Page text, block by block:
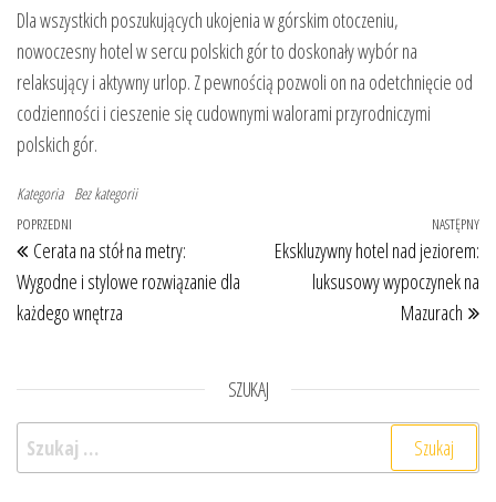
Dla wszystkich poszukujących ukojenia w górskim otoczeniu,
nowoczesny hotel w sercu polskich gór to doskonały wybór na
relaksujący i aktywny urlop. Z pewnością pozwoli on na odetchnięcie od
codzienności i cieszenie się cudownymi walorami przyrodniczymi
polskich gór.
Kategoria Bez kategorii
Nawigacja wpisu
Poprzedni wpis
POPRZEDNI
Cerata na stół na metry:
Wygodne i stylowe rozwiązanie dla
każdego wnętrza
NASTĘPNY
Ekskluzywny hotel nad jeziorem:
luksusowy wypoczynek na
Mazurach
SZUKAJ
Szukaj: